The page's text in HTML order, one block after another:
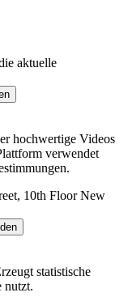
aktuelle
hochwertige Videos
verwendet
10th Floor New
statistische
nutzt.